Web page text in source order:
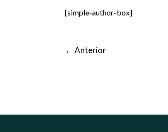
[simple-author-box]
←Anterior